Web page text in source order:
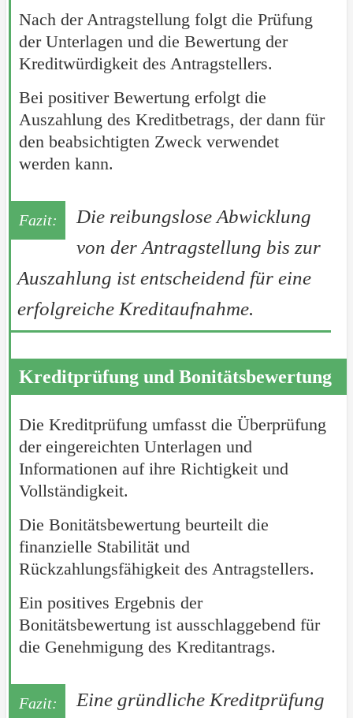
Nach der Antragstellung folgt die Prüfung
der Unterlagen und die Bewertung der
Kreditwürdigkeit des Antragstellers.
Bei positiver Bewertung erfolgt die
Auszahlung des Kreditbetrags, der dann für
den beabsichtigten Zweck verwendet
werden kann.
Die reibungslose Abwicklung
von der Antragstellung bis zur
Auszahlung ist entscheidend für eine
erfolgreiche Kreditaufnahme.
Kreditprüfung und Bonitätsbewertung
Die Kreditprüfung umfasst die Überprüfung
der eingereichten Unterlagen und
Informationen auf ihre Richtigkeit und
Vollständigkeit.
Die Bonitätsbewertung beurteilt die
finanzielle Stabilität und
Rückzahlungsfähigkeit des Antragstellers.
Ein positives Ergebnis der
Bonitätsbewertung ist ausschlaggebend für
die Genehmigung des Kreditantrags.
Eine gründliche Kreditprüfung